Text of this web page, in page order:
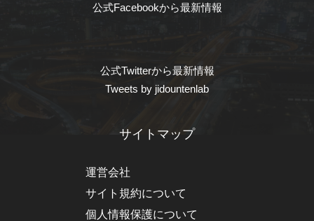
公式Facebookから最新情報
公式Twitterから最新情報
Tweets by jidountenlab
サイトマップ
運営会社
サイト規約について
個人情報保護について